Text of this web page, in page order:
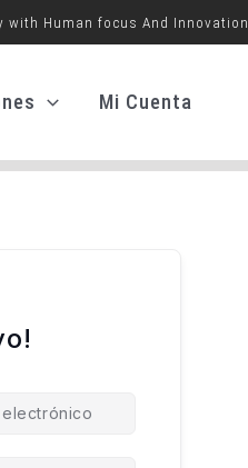
with Human focus And Innovation
Mi Cuenta